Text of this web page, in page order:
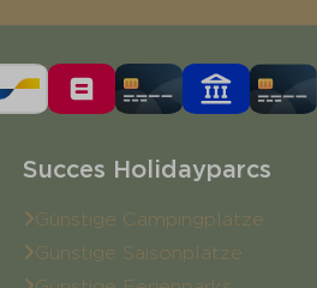
Succes Holidayparcs
Günstige Campingplätze
Günstige Saisonplätze